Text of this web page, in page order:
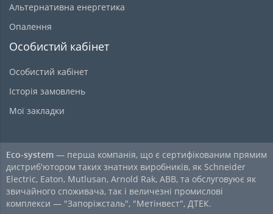
Альтернативна енергетика
Опалення
Особистий кабінет
Особистий кабінет
Історія замовлень
Мої закладки
Eco-system — перша компанія, що є сертифікованим прямим
дистриб'ютором таких знатних виробників, як Schneider
Electric, Eaton, Mutlusan, Arnold Rak, ABB, та обслуговуює як
звичайного споживача, так і величезні промислові
комплекси — "Запоріжсталь", "Метінвест", ДТЕК.